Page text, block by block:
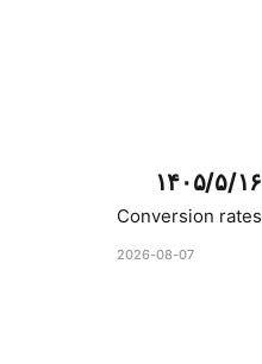
۱۴۰۵/۵/۱۶
Conversion rates
2026-08-07